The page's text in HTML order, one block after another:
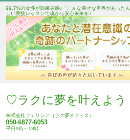
99.7%の女性が効果実感♪「こんな幸せな世界があった
しい実技レッスンで魂から安心未来を♪
♡ラクに夢を叶えよ
株式会社フェリシア（ラク夢オフィス）
050-6877-6053
平日9時～18時